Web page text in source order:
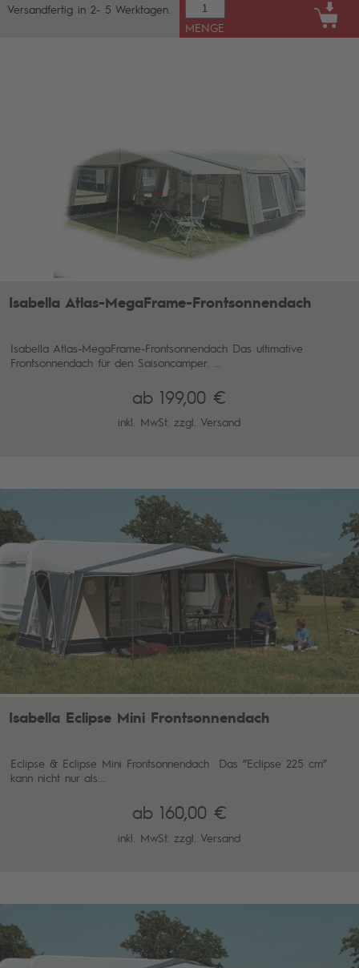
Versandfertig in 2- 5 Werktagen.
MENGE
Isabella Atlas-MegaFrame-Frontsonnendach
Isabella Atlas-MegaFrame-Frontsonnendach Das ultimative
Frontsonnendach für den Saisoncamper. ...
ab 199,00 €
inkl. MwSt. zzgl. Versand
Isabella Eclipse Mini Frontsonnendach
Eclipse & Eclipse Mini Frontsonnendach Das ”Eclipse 225 cm”
kann nicht nur als...
ab 160,00 €
inkl. MwSt. zzgl. Versand